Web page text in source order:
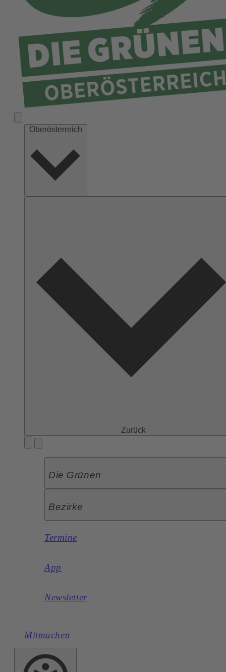
Ried
Schärding
Steyr
Steyr-Land
Urfahr-Umgebung
Vöcklabruck
Oberösterreich
Zurück
Die Grünen
Bezirke
Termine
App
Newsletter
Mitmachen